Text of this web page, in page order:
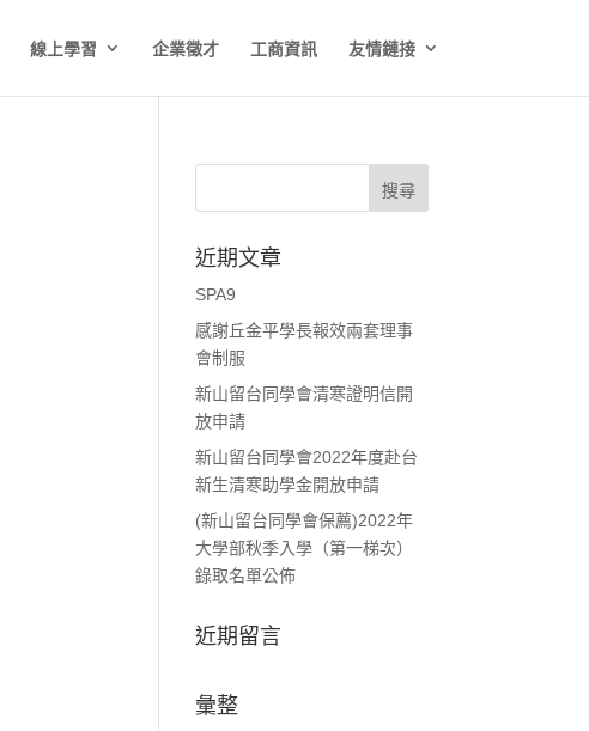
線上學習 企業徵才 工商資訊 友情鏈接
近期文章
SPA9
感謝丘金平學長報效兩套理事
會制服
新山留台同學會清寒證明信開
放申請
新山留台同學會2022年度赴台
新生清寒助學金開放申請
(新山留台同學會保薦)2022年
大學部秋季入學（第一梯次）
錄取名單公佈
近期留言
彙整